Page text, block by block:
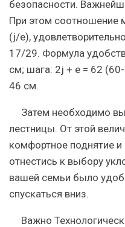
безопасности.
При этом соотношение
(j/e),
17/29. Формула
см; шага: 2j + e = 62
46 см.
Затем необходимо
лестницы. От этой
комфортное поднятие и
отнестись к выбору
вашей семьи было
спускаться вниз.
Важно